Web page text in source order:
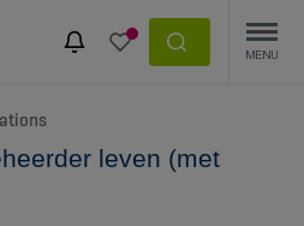
leven (met